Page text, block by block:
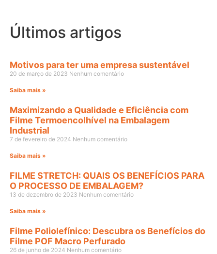
Últimos artigos
Motivos para ter uma empresa sustentável
20 de março de 2023 Nenhum comentário
Saiba mais »
Maximizando a Qualidade e Eficiência com
Filme Termoencolhível na Embalagem
Industrial
7 de fevereiro de 2024 Nenhum comentário
Saiba mais »
FILME STRETCH: QUAIS OS BENEFÍCIOS PARA
O PROCESSO DE EMBALAGEM?
13 de dezembro de 2023 Nenhum comentário
Saiba mais »
Filme Poliolefínico: Descubra os Benefícios do
Filme POF Macro Perfurado
26 de junho de 2024 Nenhum comentário